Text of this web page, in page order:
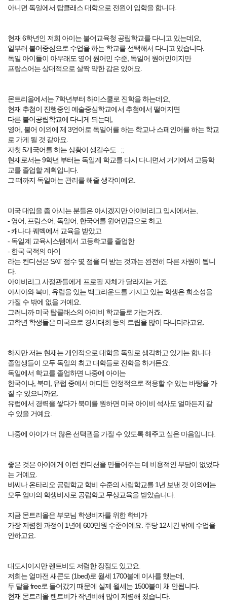
아니면 독일에서 탑클래스 대학으로 전원이 입학을 합니다.
현재 6학년인 저희 아이는 불어교육청 공립학교를 다니고 있는데요,
일부러 불어중심으로 수업을 하는 학교를 선택해서 다니고 있습니다.
독일 아이들이 아무래도 영어 원어민 수준, 독일어 원어민이지만
프랑스어는 상대적으로 살짝 약한 감은 있어요.
몬트리올에서는 7학년부터 하이스쿨로 진학을 하는데요,
현재 추첨이 진행중인 예술중심학교에서 추첨에서 떨어지면
다른 불어공립학교에 다니게 되는데,
영어, 불어 이외에 제 3언어로 독일어를 하는 학교나 스페인어를 하는 학교
로 가게 될 것 같아요.
자칫 5개국어를 하는 상황이 생길수도.. ;;
현재로서는 9학년 부터는 독일계 학교를 다시 다니면서 거기에서 고등학
교를 졸업할 계획입니다.
그 떄까지 독일어는 관리를 해줄 생각이예요.
미국 대입을 좀 아시는 분들은 아시겠지만 아이비리그 입시에서는,
- 영어, 프랑스어, 독일어, 한국어를 원어민급으로 하고
- 캐나다 퀘벡에서 교육을 받았고
- 독일계 교육시스템에서 고등학교를 졸업한
- 한국 국적의 아이
라는 컨디션은 SAT 점수 몇 점을 더 받는 것과는 완전히 다른 차원이 됩니
다.
아이비리그 사정관들에게 프로필 자체가 달라지는 거죠.
아시아와 북미, 유럽을 있는 백그라운드를 가지고 있는 학생은 희소성을
가질 수 밖에 없을 거예요.
그러니까 미국 탑클래스의 아이비 학교들로 가는거죠.
고학년 학생들은 미국으로 경시대회 등의 트립을 많이 다니더라고요.
하지만 저는 현재는 개인적으로 대학을 독일로 생각하고 있기는 합니다.
졸업생들이 모두 독일의 최고 대학들로 진학을 하거든요.
독일에서 학교를 졸업하면 나중에 아이는
한국이나, 북미, 유럽 중에서 어디든 안정적으로 적응할 수 있는 바탕을 가
질 수 있으니까요.
유럽에서 경력을 쌓다가 북미를 원하면 미국 아이비 석사도 얼마든지 갈
수 있을 거예요.
나중에 아이가 더 많은 선택권을 가질 수 있도록 해주고 싶은 마음입니다.
좋은 것은 아이에게 이런 컨디션을 만들어주는 데 비용적인 부담이 없었다
는 거예요.
비씨나 온타리오 공립학교 학비 수준의 사립학교를 1년 보낸 것 이외에는
모두 엄마의 학생비자로 공립학교 무상교육을 받았습니다.
지금 몬트리올은 부모님 학생비자를 위한 학비가
가장 저렴한 과정이 1년에 600만원 수준이예요. 주당 12시간 밖에 수업을
안하고요.
대도시이지만 렌트비도 저렴한 장점도 있고요.
저희는 얼마전 새콘도 (1bed)로 월세 1700불에 이사를 했는데,
두 달을 free로 들어갔기 때문에 실제 월세는 1500불이 채 안됩니다.
현재 몬트리올 랜트비가 작년비해 많이 저렴해 졌습니다.